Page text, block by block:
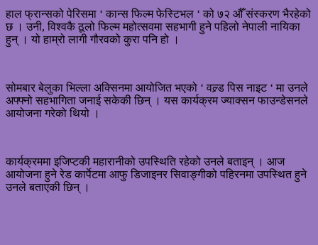
हाल फ्रान्सको पेरिसमा ‘ कान्स फिल्म फेस्टिभल ‘ को ७२ औँ संस्करण भैरहेको
छ । उनी, विश्वकै ठूलो फिल्म महोत्सवमा सहभागी हुने पहिलो नेपाली नायिका
हुन् । यो हाम्रो लागी गौरवको कुरा पनि हो ।
सोमबार बेलुका भिल्ला अक्सिनमा आयोजित भएको ‘ वल्र्ड पिस नाइट ‘ मा उनले
अफ्फ्नो सहभागिता जनाई सकेकी छिन् । यस कार्यक्रम ज्याक्सन फाउन्डेसनले
आयोजना गरेको थियो ।
कार्यक्रममा इजिप्टकी महारानीको उपस्थिति रहेको उनले बताइन् । आज
आयोजना हुने रेड कार्पेटमा आफु डिजाइनर सिवाङ्गीको पहिरनमा उपस्थित हुने
उनले बताएकी छिन् ।